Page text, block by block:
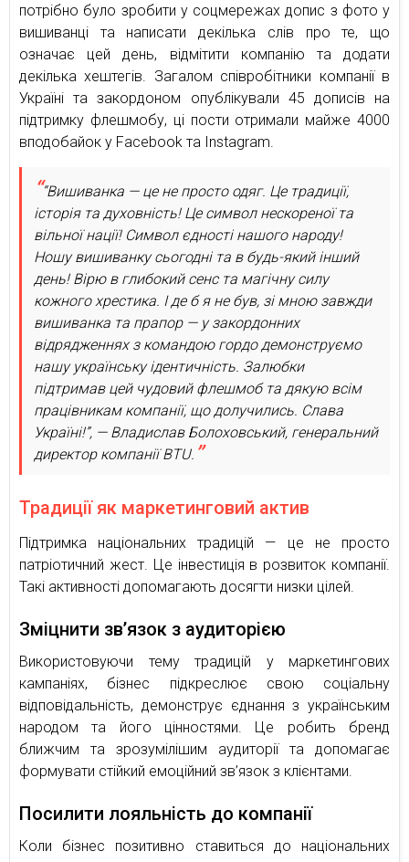
потрібно було зробити у соцмережах допис з фото у
вишиванці та написати декілька слів про те, що
означає цей день, відмітити компанію та додати
декілька хештегів. Загалом співробітники компанії в
Україні та закордоном опублікували 45 дописів на
підтримку флешмобу, ці пости отримали майже 4000
вподобайок у Facebook та Instagram.
“Вишиванка — це не просто одяг. Це традиції,
історія та духовність! Це символ нескореної та
вільної нації! Символ єдності нашого народу!
Ношу вишиванку сьогодні та в будь-який інший
день! Вірю в глибокий сенс та магічну силу
кожного хрестика. І де б я не був, зі мною завжди
вишиванка та прапор — у закордонних
відрядженнях з командою гордо демонструємо
нашу українську ідентичність. Залюбки
підтримав цей чудовий флешмоб та дякую всім
працівникам компанії, що долучились. Слава
Україні!”, — Владислав Болоховський, генеральний
директор компанії BTU.
Традиції як маркетинговий актив
Підтримка національних традицій — це не просто
патріотичний жест. Це інвестиція в розвиток компанії.
Такі активності допомагають досягти низки цілей.
Зміцнити зв’язок з аудиторією
Використовуючи тему традицій у маркетингових
кампаніях, бізнес підкреслює свою соціальну
відповідальність, демонструє єднання з українським
народом та його цінностями. Це робить бренд
ближчим та зрозумілішим аудиторії та допомагає
формувати стійкий емоційний зв’язок з клієнтами.
Посилити лояльність до компанії
Коли бізнес позитивно ставиться до національних